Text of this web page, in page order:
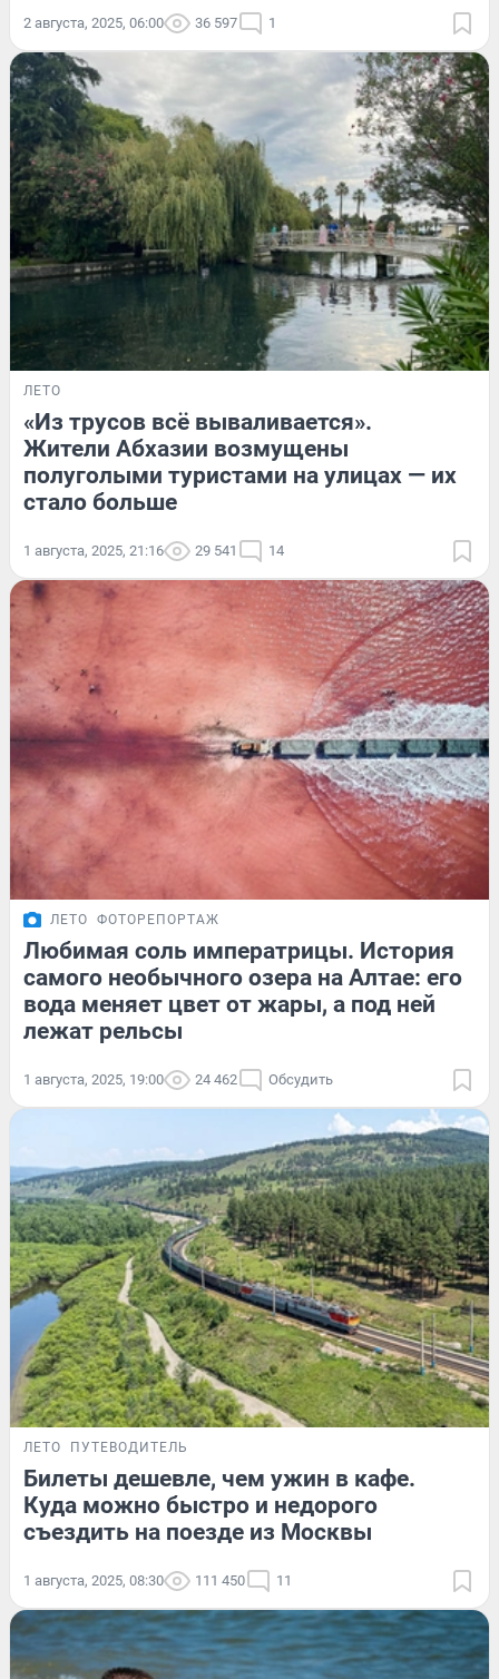
2 августа, 2025, 06:00 36 597 1
ЛЕТО
«Из трусов всё вываливается».
Жители Абхазии возмущены
полуголыми туристами на улицах — их
стало больше
1 августа, 2025, 21:16 29 541 14
ЛЕТО ФОТОРЕПОРТАЖ
Любимая соль императрицы. История
самого необычного озера на Алтае: его
вода меняет цвет от жары, а под ней
лежат рельсы
1 августа, 2025, 19:00 24 462 Обсудить
ЛЕТО ПУТЕВОДИТЕЛЬ
Билеты дешевле, чем ужин в кафе.
Куда можно быстро и недорого
съездить на поезде из Москвы
1 августа, 2025, 08:30 111 450 11